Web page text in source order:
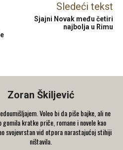
Sledeći tekst
Sjajni Novak među četiri
najbolja u Rimu
Zoran Škiljević
Voleo bi da piše bajke, ali ne
gomila kratke priče, romane i novele kao
svojevrstan vid otpora narastajućoj stihiji
ništavila.